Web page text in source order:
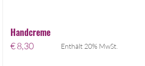
Handcreme
€8,30 Enthält 20% MwSt.